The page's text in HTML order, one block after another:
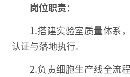
岗位职责：
1.搭建实验室质量体系
认证与落地执行。
2.负责细胞生产线全流